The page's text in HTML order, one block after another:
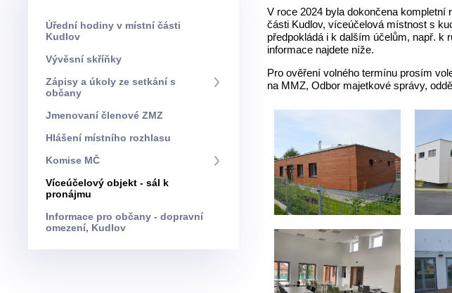
Úřední hodiny v místní části
Kudlov
Vývěsní skříňky
Zápisy a úkoly ze setkání s
občany
Jmenovaní členové ZMZ
Hlášení místního rozhlasu
Komise MČ
Víceúčelový objekt - sál k
pronájmu
Informace pro občany - dopravní
omezení, Kudlov
V roce 2024 byla dokončena
části Kudlov, víceúčelová místnost s
předpokládá i k dalším účelům, např.
informace najdete níže.
Pro ověření volného termínu prosím
na MMZ, Odbor majetkové správy,